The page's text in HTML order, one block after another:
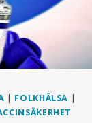
| FOLKHÄLSA |